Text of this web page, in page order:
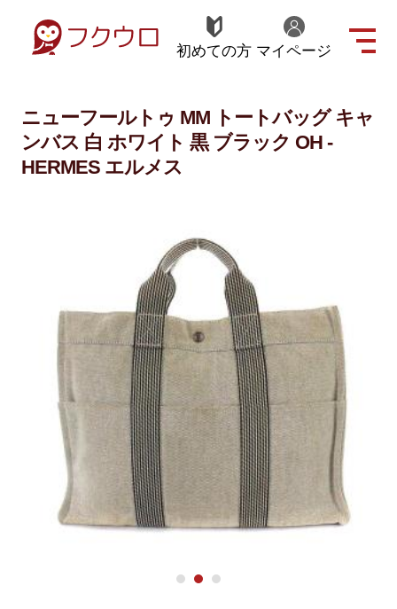
初めての方 マイページ
ニューフールトゥ MM トートバッグ キャ
ンバス 白 ホワイト 黒 ブラック OH -
HERMES エルメス